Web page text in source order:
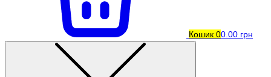
Кошик 00.00 грн